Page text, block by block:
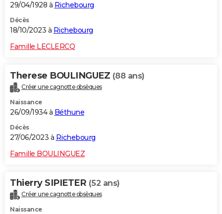
29/04/1928 à Richebourg
Décès
18/10/2023 à Richebourg
Famille LECLERCQ
Therese BOULINGUEZ (88 ans)
Créer une cagnotte obsèques
Naissance
26/09/1934 à Béthune
Décès
27/06/2023 à Richebourg
Famille BOULINGUEZ
Thierry SIPIETER (52 ans)
Créer une cagnotte obsèques
Naissance